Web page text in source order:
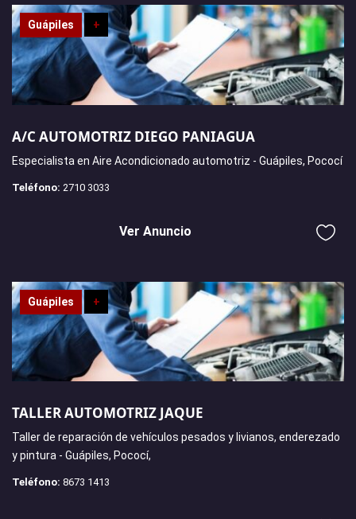
Guápiles +
A/C AUTOMOTRIZ DIEGO PANIAGUA
Especialista en Aire Acondicionado automotriz - Guápiles, Pococí
Teléfono: 2710 3033
Ver Anuncio
Guápiles +
TALLER AUTOMOTRIZ JAQUE
Taller de reparación de vehículos pesados y livianos, enderezado
y pintura - Guápiles, Pococí,
Teléfono: 8673 1413